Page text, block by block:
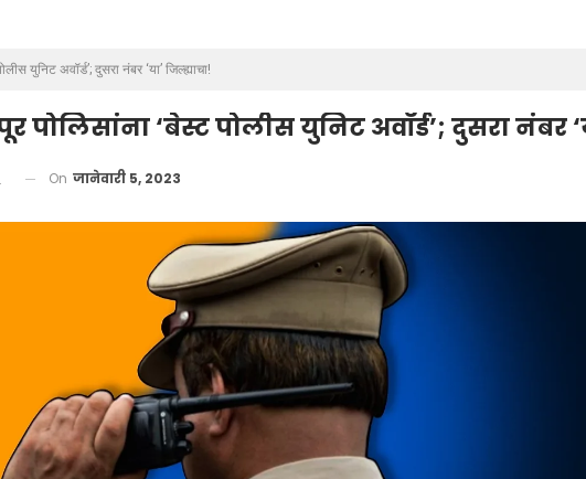
युनिट अवॉर्ड’; दुसरा नंबर ‘या’ जिल्ह्याचा!
‘बेस्ट पोलीस युनिट अवॉर्ड’; दुसरा नंबर
On जानेवारी 5, 2023